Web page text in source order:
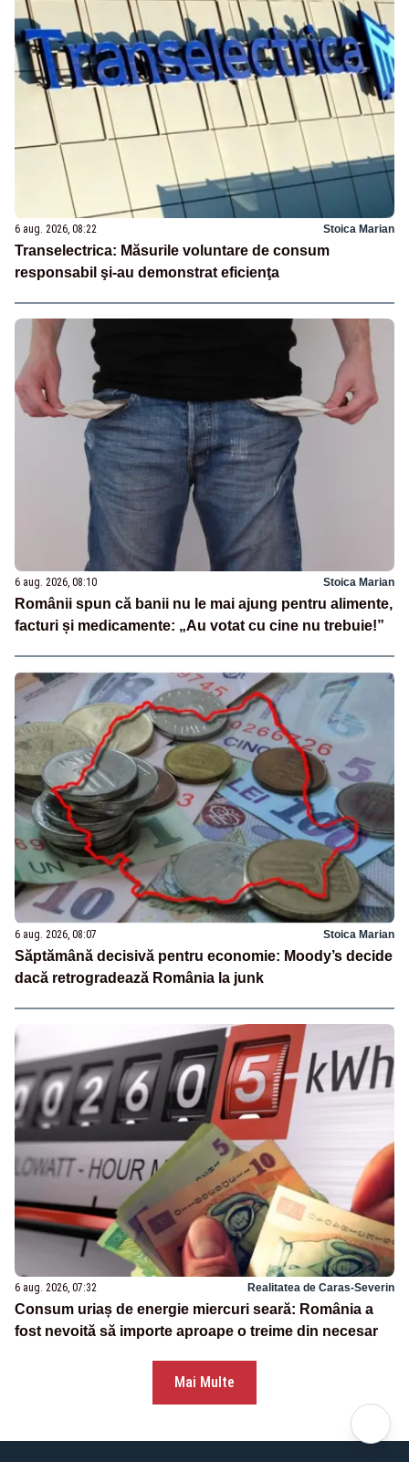
6 aug. 2026, 08:22 Stoica Marian
Transelectrica: Măsurile voluntare de consum
responsabil şi-au demonstrat eficienţa
6 aug. 2026, 08:10 Stoica Marian
Românii spun că banii nu le mai ajung pentru alimente,
facturi și medicamente: „Au votat cu cine nu trebuie!”
6 aug. 2026, 08:07 Stoica Marian
Săptămână decisivă pentru economie: Moody’s decide
dacă retrogradează România la junk
6 aug. 2026, 07:32 Realitatea de Caras-Severin
Consum uriaș de energie miercuri seară: România a
fost nevoită să importe aproape o treime din necesar
Mai Multe